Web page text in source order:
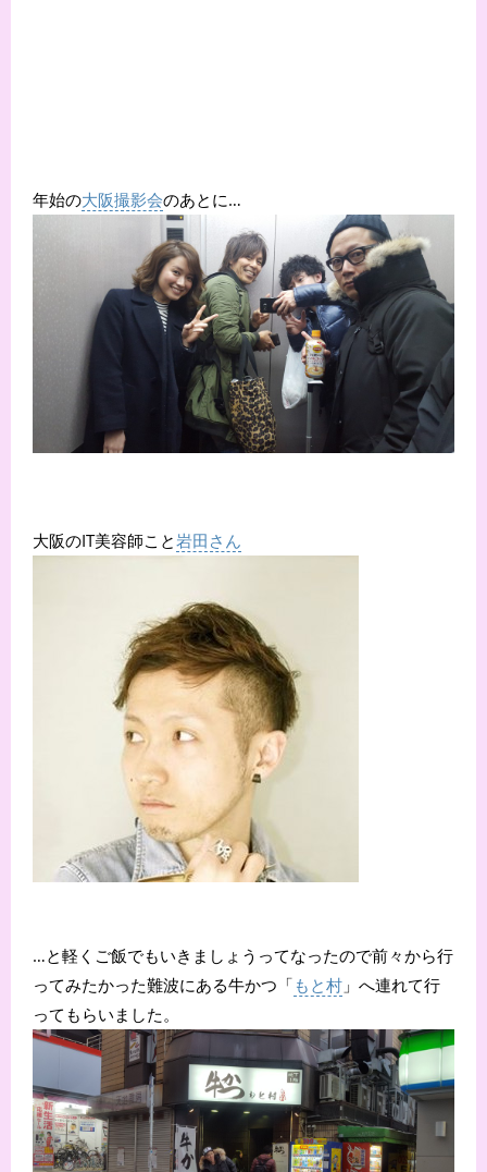
年始の大阪撮影会のあとに…
大阪のIT美容師こと岩田さん
…と軽くご飯でもいきましょうってなったので前々から行
ってみたかった難波にある牛かつ「 もと村 」へ連れて行
ってもらいました。